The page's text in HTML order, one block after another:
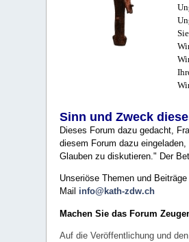
Sinn und Zweck
Dieses Forum dazu gedacht,
diesem Forum dazu
Glauben zu diskutieren." Der
Unseriöse Themen und
Mail info@kath-zdw.ch
Machen Sie das Forum
Auf die Veröffentlichung und